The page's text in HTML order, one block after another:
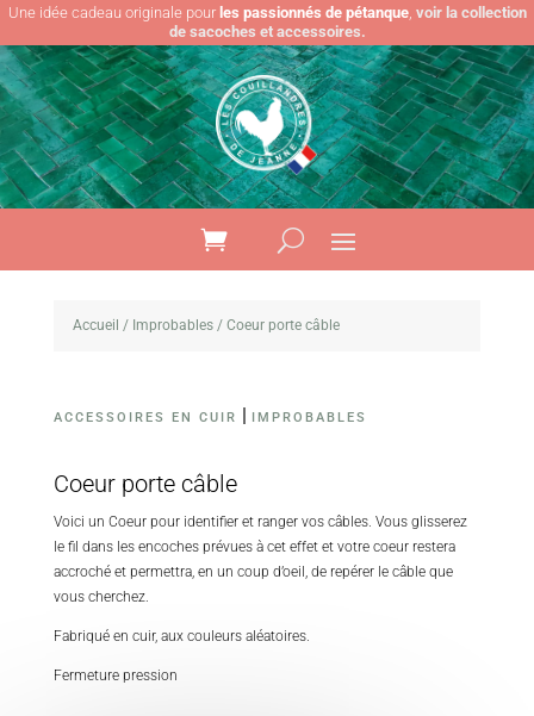
Une idée cadeau originale pour les passionnés de pétanque, voir la collection
de sacoches et accessoires.
Accueil / Improbables/ Coeur porte câble
ACCESSOIRES EN CUIR | IMPROBABLES
Coeur porte câble
Voici un Coeur pour identifier et ranger vos câbles. Vous glisserez
le fil dans les encoches prévues à cet effet et votre coeur restera
accroché et permettra, en un coup d’oeil, de repérer le câble que
vous cherchez.
Fabriqué en cuir, aux couleurs aléatoires.
Fermeture pression